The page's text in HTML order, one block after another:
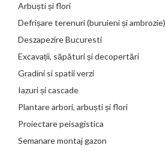
Arbuști și flori
Defrișare terenuri (buruieni și ambrozie)
Deszapezire Bucuresti
Excavații, săpături și decopertări
Gradini si spatii verzi
Iazuri și cascade
Plantare arbori, arbuști și flori
Proiectare peisagistica
Semanare montaj gazon